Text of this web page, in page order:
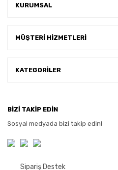
KURUMSAL
MÜŞTERİ HİZMETLERİ
KATEGORİLER
BİZİ TAKİP EDİN
Sosyal medyada bizi takip edin!
Sipariş Destek